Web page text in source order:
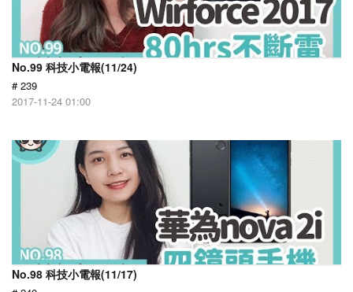
No.99 科技小電報(11/24)
# 239
2017-11-24 01:00
No.98 科技小電報(11/17)